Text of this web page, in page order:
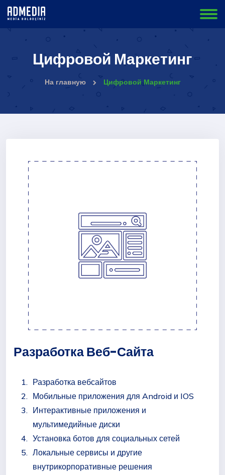
Цифровой Маркетинг
На главную Цифровой Маркетинг
Разработка Веб-Сайта
Разработка вебсайтов
Мобильные приложения для Android и IOS
Интерактивные приложения и
мультимедийные диски
Установка ботов для социальных сетей
Локальные сервисы и другие
внутрикорпоративные решения